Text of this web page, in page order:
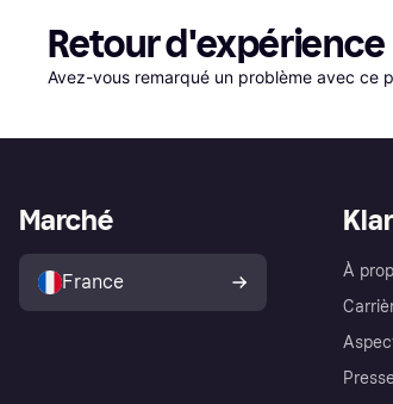
Retour d'expérience
Avez-vous remarqué un problème avec ce
À
Marché
France